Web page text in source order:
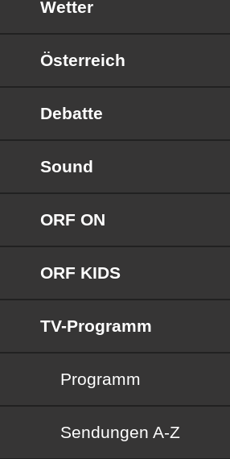
Wetter
Österreich
Debatte
Sound
ORF ON
ORF KIDS
TV-Programm
Programm
Sendungen von A bis Z
Sendungen A-Z